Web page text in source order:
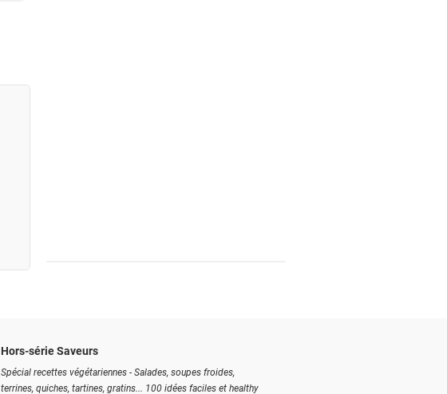
Hors-série Saveurs
Spécial recettes végétariennes - Salades, soupes froides,
terrines, quiches, tartines, gratins... 100 idées faciles et healthy